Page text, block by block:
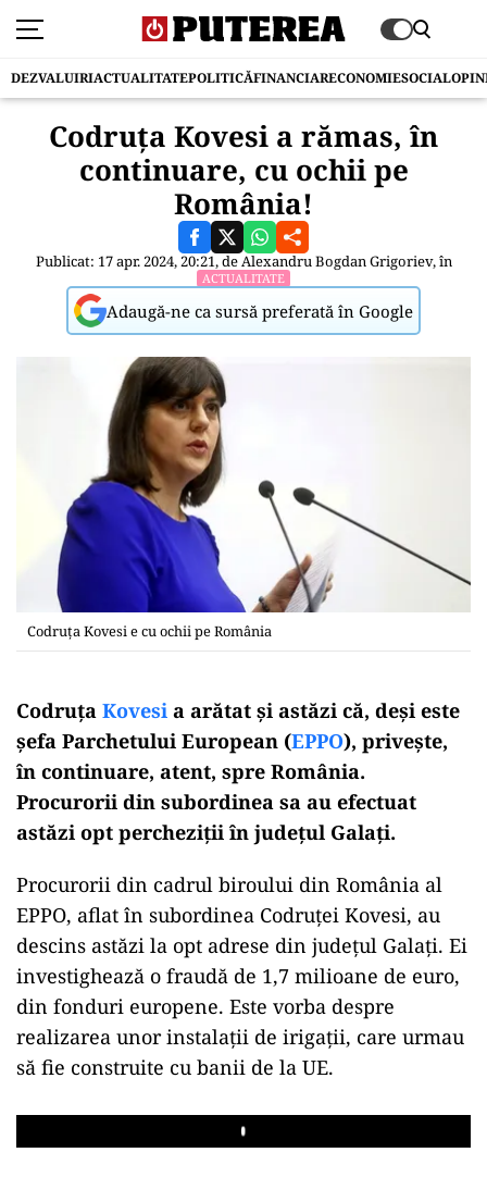
DEZVALUIRIACTUALITATEPOLITICĂFINANCIARECONOMIESOCIAL
Codruța Kovesi a rămas, în
continuare, cu ochii pe
România!
Publicat: 17 apr. 2024, 20:21, deAlexandru Bogdan Grigoriev, în
ACTUALITATE
Adaugă-ne ca sursă preferată în Google
Codruța Kovesi e cu ochii pe România
Codruța Kovesi a arătat și astăzi că, deși este
șefa Parchetului European (EPPO), privește,
în continuare, atent, spre România.
Procurorii din subordinea sa au efectuat
astăzi opt percheziții în județul Galați.
Procurorii din cadrul biroului din România al
EPPO, aflat în subordinea Codruței Kovesi, au
descins astăzi la opt adrese din județul Galați. Ei
investighează o fraudă de 1,7 milioane de euro,
din fonduri europene. Este vorba despre
realizarea unor instalații de irigații, care urmau
să fie construite cu banii de la UE.
Play